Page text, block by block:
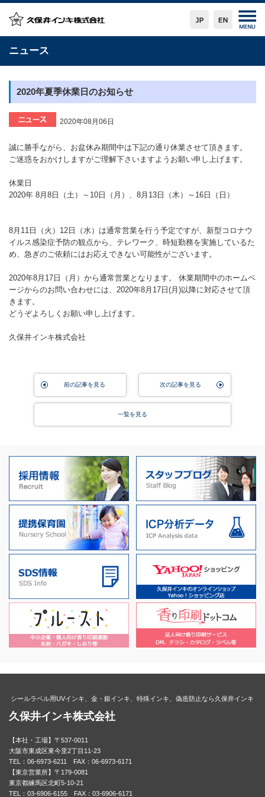
ニュース
2020年夏季休業日のお知らせ
2020年08月06日
誠に勝手ながら、お盆休み期間中は下記の通り休業させて頂きます。
ご迷惑をおかけしますがご理解下さいますようお願い申し上げます。
休業日
2020年 8月8日（土）～10日（月）、8月13日（木）～16日（日）
8月11日（火）12日（水）は通常営業を行う予定ですが、新型コロナウ
イルス感染症予防の観点から、テレワーク、時短勤務を実施しているた
め、急ぎのご依頼にはお応えできない可能性がございます。
2020年8月17日（月）から通常営業となります。 休業期間中のホームペ
ージからのお問い合わせには、2020年8月17日(月)以降に対応させて頂
きます。
どうぞよろしくお願い申し上げます。
久保井インキ株式会社
前の記事を見る 次の記事を見る
一覧を見る
シールラベル用UVインキ、金・銀インキ、特殊インキ、偽造防止なら久保井インキ
久保井インキ株式会社
【本社・工場】〒537-0011
大阪市東成区東今里2丁目11-23
TEL：06-6973-6211 FAX：06-6973-6171
【東京営業所】〒179-0081
東京都練馬区北町5-10-21
TEL：03-6906-6155 FAX：03-6906-6171